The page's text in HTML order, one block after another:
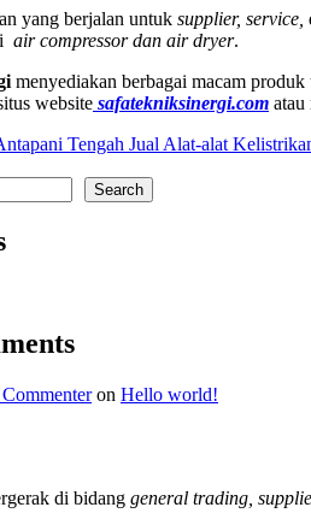
yang berjalan untuk supplier, service,
air compressor dan air dryer.
menyediakan berbagai macam produk
website safatekniksinergi.com atau
Tengah Jual Alat-alat
Search
on Hello world!
di bidang general trading,